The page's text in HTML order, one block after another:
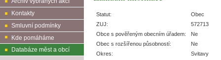
Kontakty
Smluvní podmínky
Kde pomáháme
Databáze měst a obcí
Statut:
Obec
ZUJ:
572713
Obce s pověřeným obecním úřadem:
Ne
Obec s rozšířenou působností:
Ne
Okres:
Svitavy